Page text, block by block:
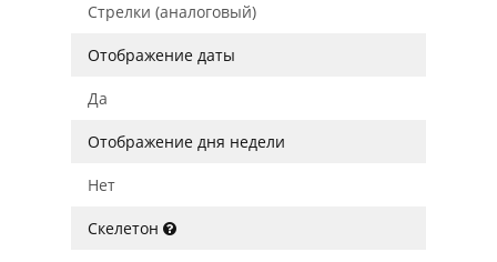
Стрелки (аналоговый)
Отображение даты
Да
Отображение дня недели
Нет
Скелетон